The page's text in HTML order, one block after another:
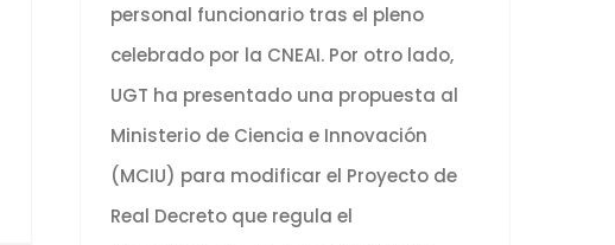
personal funcionario tras el pleno
celebrado por la CNEAI. Por otro lado,
UGT ha presentado una propuesta al
Ministerio de Ciencia e Innovación
(MCIU) para modificar el Proyecto de
Real Decreto que regula el